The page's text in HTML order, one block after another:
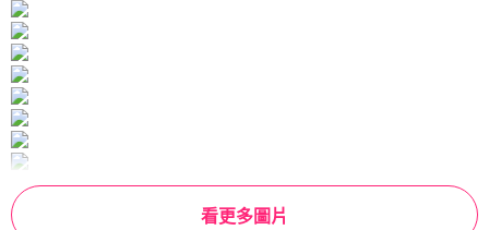
看更多圖片